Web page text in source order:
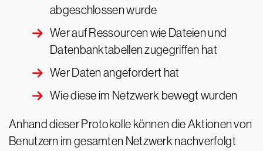
abgeschlossen wurde
Wer auf Ressourcen wie Dateien und
Datenbanktabellen zugegriffen hat
Wer Daten angefordert hat
Wie diese im Netzwerk bewegt wurden
Anhand dieser Protokolle können die Aktionen von
Benutzern im gesamten Netzwerk nachverfolgt